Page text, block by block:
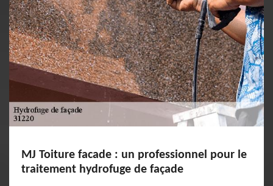
MJ Toiture facade : un professionnel pour le
traitement hydrofuge de façade